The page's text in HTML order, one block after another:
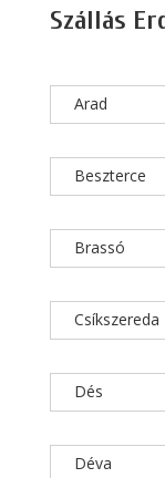
Szállás
Arad
Beszterce
Brassó
Csíkszereda
Dés
Déva